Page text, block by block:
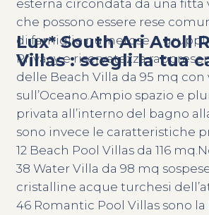
Lux* South Ari Atoll
Villas : scegli la tua
esterna circondata da una fitta
che possono essere rese
di famiglie numerose o gruppi
Privacy e riservatezza
delle Beach Villa da 95 mq con
sull’Oceano.Ampio spazio e
privata all’interno del bagno
sono invece le caratteristiche
12 Beach Pool Villas da 116
38 Water Villa da 98 mq
cristalline acque turchesi
46 Romantic Pool Villas sono